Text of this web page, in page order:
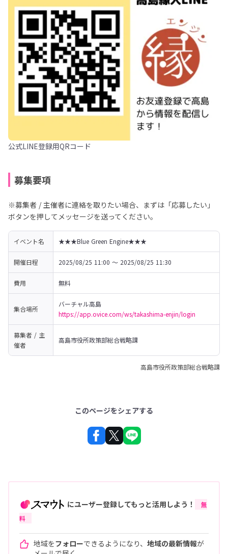
公式LINE登録用QRコード
募集要項
※募集者 / 主催者に連絡を取りたい場合、まずは「応募したい」
ボタンを押してメッセージを送ってください。
イベント名 ★★★Blue Green Engine★★★
開催日程 2025/08/25 11:00 〜 2025/08/25 11:30
費用 無料
集合場所
https://app.ovice.com/ws/takashima-enjin/login
募集者 / 主
催者
高島市役所政策部総合戦略課
高島市役所政策部総合戦略課
このページをシェアする
にユーザー登録してもっと活用しよう！
無
料
地域をフォローできるようになり、 地域の最新情報が